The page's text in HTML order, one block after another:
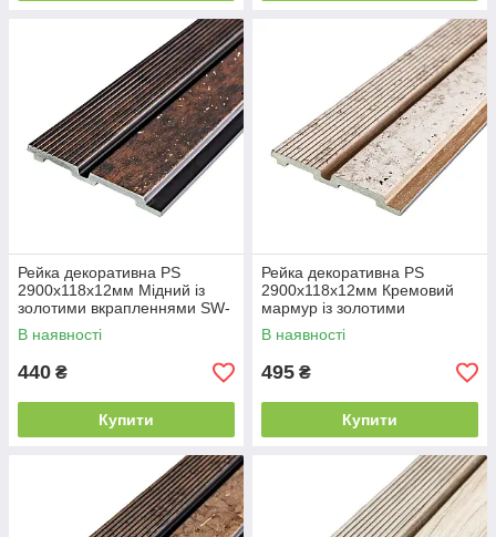
Рейка декоративна PS
2900х118х12мм Мідний із
золотими вкрапленнями SW-
00001747
В наявності
440 ₴
Купити
Рейка декоративна PS
2900х118х12мм Кремовий
мармур із золотими
вкрапленнями SW-00001748
В наявності
495 ₴
Купити